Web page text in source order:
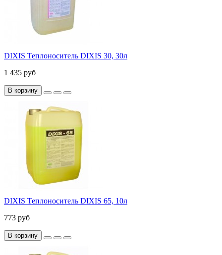
DIXIS Теплоноситель DIXIS 30, 30л
1 435 руб
В корзину
DIXIS Теплоноситель DIXIS 65, 10л
773 руб
В корзину